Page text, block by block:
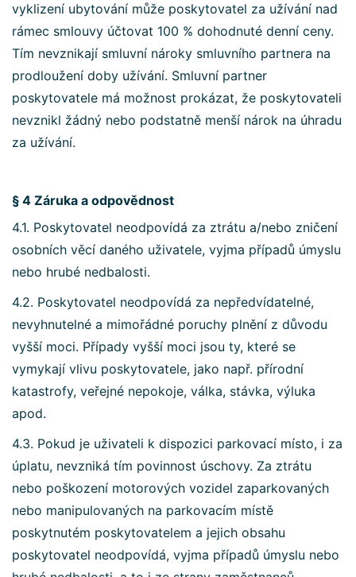
vyklizení ubytování může poskytovatel za užívání nad
rámec smlouvy účtovat 100 % dohodnuté denní ceny.
Tím nevznikají smluvní nároky smluvního partnera na
prodloužení doby užívání. Smluvní partner
poskytovatele má možnost prokázat, že poskytovateli
nevznikl žádný nebo podstatně menší nárok na úhradu
za užívání.
§ 4 Záruka a odpovědnost
4.1. Poskytovatel neodpovídá za ztrátu a/nebo zničení
osobních věcí daného uživatele, vyjma případů úmyslu
nebo hrubé nedbalosti.
4.2. Poskytovatel neodpovídá za nepředvídatelné,
nevyhnutelné a mimořádné poruchy plnění z důvodu
vyšší moci. Případy vyšší moci jsou ty, které se
vymykají vlivu poskytovatele, jako např. přírodní
katastrofy, veřejné nepokoje, válka, stávka, výluka
apod.
4.3. Pokud je uživateli k dispozici parkovací místo, i za
úplatu, nevzniká tím povinnost úschovy. Za ztrátu
nebo poškození motorových vozidel zaparkovaných
nebo manipulovaných na parkovacím místě
poskytnutém poskytovatelem a jejich obsahu
poskytovatel neodpovídá, vyjma případů úmyslu nebo